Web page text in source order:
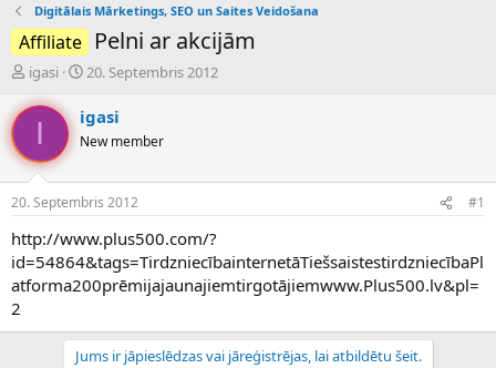
Digitālais Mārketings, SEO un Saites Veidošana
Affiliate Pelni ar akcijām
P
v
i
n
a
u
z
s
c
igasi
S
k
u
m
a
u
m
s
20. Septembris 2012
I igasi
New member
20. Septembris 2012 #1
http://www.plus500.com/?
id=54864&tags=TirdzniecībainternetāTiešsaistestirdzniecībaPl
atforma200prēmijajaunajiemtirgotājiemwww.Plus500.lv&pl=
2
Jums ir jāpieslēdzas vai jāreģistrējas, lai atbildētu šeit.